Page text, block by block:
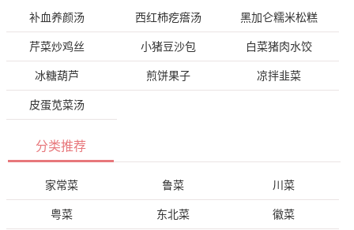
补血养颜汤 西红柿疙瘩汤 黑加仑糯米松糕
芹菜炒鸡丝 小猪豆沙包 白菜猪肉水饺
冰糖葫芦 煎饼果子 凉拌韭菜
皮蛋苋菜汤
分类推荐
家常菜 鲁菜 川菜
粤菜 东北菜 徽菜